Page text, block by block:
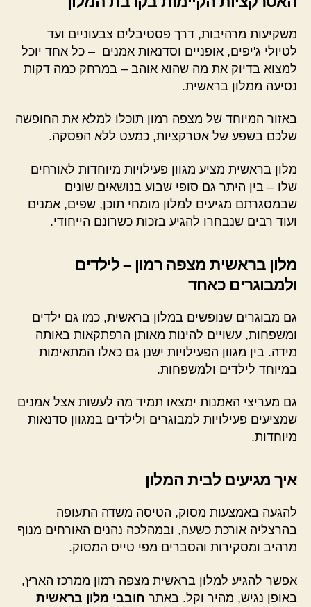
משקיעות מרהיבות, דרך פסטיבלים צבעוניים ועד
לטיולי ג'יפים, אופניים וסדנאות אמנים – כל אחד יוכל
למצוא בדיוק את מה שהוא אוהב – במרחק כמה דקות
נסיעה ממלון בראשית.
באזור המיוחד של מצפה רמון תוכלו למלא את החופשה
שלכם בשפע של אטרקציות, כמעט ללא הפסקה.
מלון בראשית מציע מגוון פעילויות מיוחדות לאורחים
שלו – בין היתר גם סופי שבוע בנושאים שונים
שבמסגרתם מגיעים למלון מומחי תוכן, שפים, אמנים
ועוד רבים שנבחרו להגיע בזכות כשרונם הייחודי.
מלון בראשית מצפה רמון – לילדים
ולמבוגרים כאחד
גם מבוגרים שנופשים במלון בראשית, כמו גם ילדים
ומשפחות, עשויים להינות מאותן הרפתקאות באותה
מידה. בין מגוון הפעילויות ישנן גם כאלו המתאימות
במיוחד לילדים ולמשפחות.
גם מעריצי האמנות ימצאו תמיד מה לעשות אצל אמנים
שמציעים פעילויות למבוגרים ולילדים במגוון סדנאות
מיוחדות.
איך מגיעים לבית המלון
להגעה באמצעות מסוק, הטיסה משדה התעופה
בהרצליה אורכת כשעה, ובמהלכה נהנים האורחים מנוף
מרהיב ומסקירות והסברים מפי טייס המסוק.
אפשר להגיע למלון בראשית מצפה רמון ממרכז הארץ,
באופן נגיש, מהיר וקל. באתר חובבי מלון בראשית